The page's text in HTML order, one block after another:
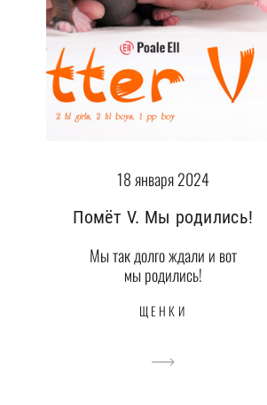
18 января 2024
Помёт V. Мы родились!
Мы так долго ждали и вот
мы родились!
ЩЕНКИ